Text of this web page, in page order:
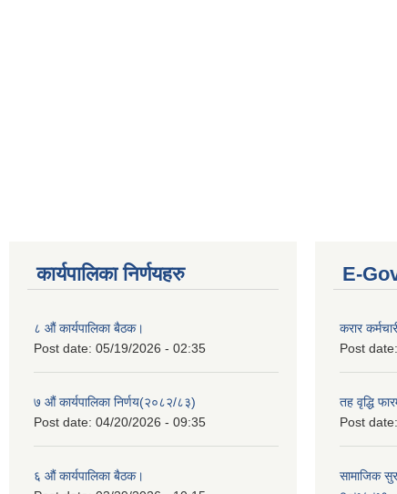
कार्यपालिका निर्णयहरु
८ औं कार्यपालिका बैठक।
Post date: 05/19/2026 - 02:35
७ औं कार्यपालिका निर्णय(२०८२/८३)
Post date: 04/20/2026 - 09:35
६ औं कार्यपालिका बैठक।
E-
करार
Post date:
तह वृद्धि
Post date:
सामाजिक